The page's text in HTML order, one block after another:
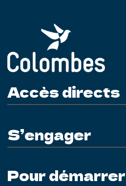
Accès directs
S’engager
Pour démarrer